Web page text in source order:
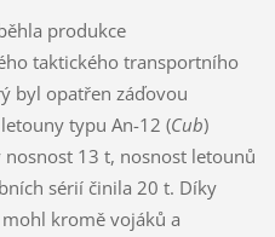
produkce
taktického transportního
byl opatřen záďovou
typu An-12 (Cub)
13 t, nosnost letounů
sérií činila 20 t. Díky
mohl kromě vojáků a